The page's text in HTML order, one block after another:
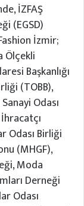
İZFAŞ
(EGSD)
İzmir;
Ölçekli
Başkanlığı
(TOBB),
Odası
Odası Birliği
(MHGF),
Moda
Derneği
Odası